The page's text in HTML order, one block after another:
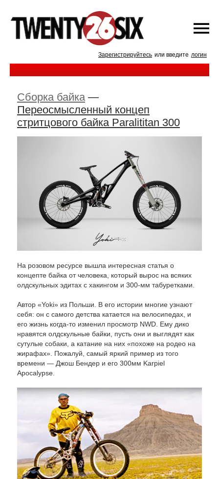
Зарегистрируйтесь или введите логин
Сборка байка—
Переосмысленный концеп
стритцового байка Paralititan 300
На розовом ресурсе вышла интересная статья о
концепте байка от человека, который вырос на всяких
олдскульных эдитах с хакингом и 300-мм табуретками.
Автор «Yoki» из Польши. В его истории многие узнают
себя: он с самого детства катается на велосипедах, и
его жизнь когда-то изменил просмотр NWD. Ему дико
нравятся олдскульные байки, пусть они и выглядят как
сутулые собаки, а катание на них «похоже на родео на
жирафах». Пожалуй, самый яркий пример из того
времени — Джош Бендер и его 300мм Karpiel
Apocalypse.